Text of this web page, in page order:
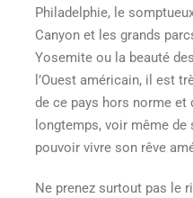
Philadelphie, le
Canyon et les grands
Yosemite ou la beauté
l’Ouest américain, il est
de ce pays hors norme et
longtemps, voir même
pouvoir vivre son rêve
Ne prenez surtout pas le